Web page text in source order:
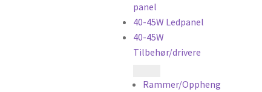
panel
40-45W Ledpanel
40-45W
Tilbehør/drivere
Rammer/Oppheng